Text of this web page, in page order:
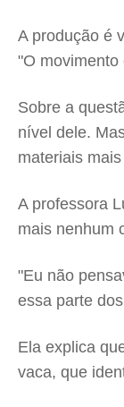
A produção é
"O movimento
Sobre a
nível dele.
materiais
A professora
mais nenhum
"Eu não
essa parte
Ela explica
vaca, que